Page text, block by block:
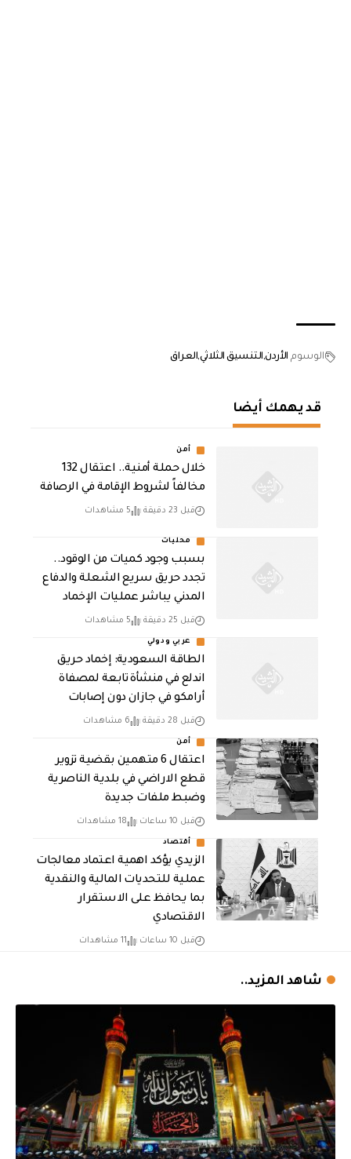
الوسوم الأردن التنسيق الثلاثيالعراق
قد يهمك أيضا
أمن
خلال حملة أمنية.. اعتقال 132
مخالفاً لشروط الإقامة في الرصافة
قبل 23 دقيقة 5 مشاهدات
محليات
بسبب وجود كميات من الوقود..
تجدد حريق سريع الشعلة والدفاع
المدني يباشر عمليات الإخماد
قبل 25 دقيقة 5 مشاهدات
عربي ودولي
‏الطاقة السعودية: إخماد حريق
اندلع في منشأة تابعة لمصفاة
أرامكو في جازان دون إصابات
قبل 28 دقيقة 6 مشاهدات
أمن
اعتقال 6 متهمين بقضية تزوير
قطع الاراضي في بلدية الناصرية
وضبط ملفات جديدة
قبل 10 ساعات 18 مشاهدات
أقتصاد
الزيدي يؤكد اهمية اعتماد معالجات
عملية للتحديات المالية والنقدية
بما يحافظ على الاستقرار
الاقتصادي
قبل 10 ساعات 11 مشاهدات
شاهد المزيد..